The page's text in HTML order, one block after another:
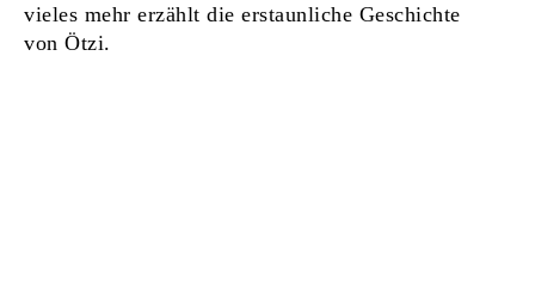
vieles mehr erzählt die erstaunliche Geschichte
von Ötzi.